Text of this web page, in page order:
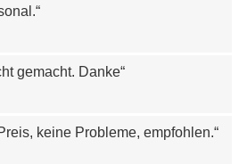
gemacht. Danke
keine Probleme, empfohlen.